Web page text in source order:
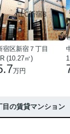
宿区新宿７丁目
(10.27㎡)
万円
目の賃貸マンション